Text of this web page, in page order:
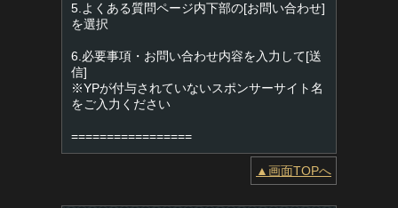
5.よくある質問ページ内下部の[お問い合わせ]
を選択
6.必要事項・お問い合わせ内容を入力して[送
信]
※YPが付与されていないスポンサーサイト名
をご入力ください
=================
▲画面TOPへ